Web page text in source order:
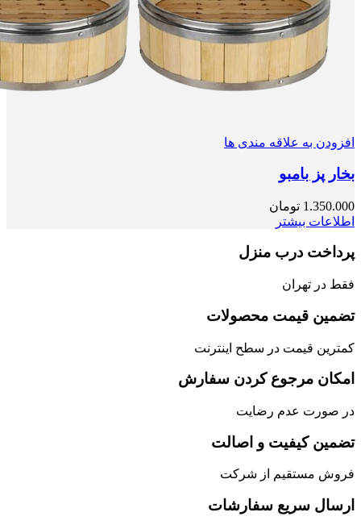
افزودن به علاقه مندی ها
بخار پز بامبو
1.350.000 تومان
اطلاعات بیشتر
پرداخت درب منزل
فقط در تهران
تضمین قیمت محصولات
کمترین قیمت در سطح اینترنت
امکان مرجوع کردن سفارش
در صورت عدم رضایت
تضمین کیفیت و اصالت
فروش مستقیم از شرکت
ارسال سریع سفارشات